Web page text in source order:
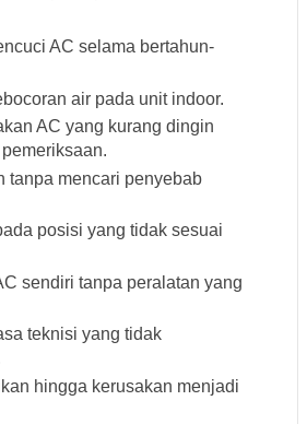
AC selama bertahun-
air pada unit indoor.
AC yang kurang dingin
tanpa mencari penyebab
posisi yang tidak sesuai
sendiri tanpa peralatan yang
teknisi yang tidak
hingga kerusakan menjadi